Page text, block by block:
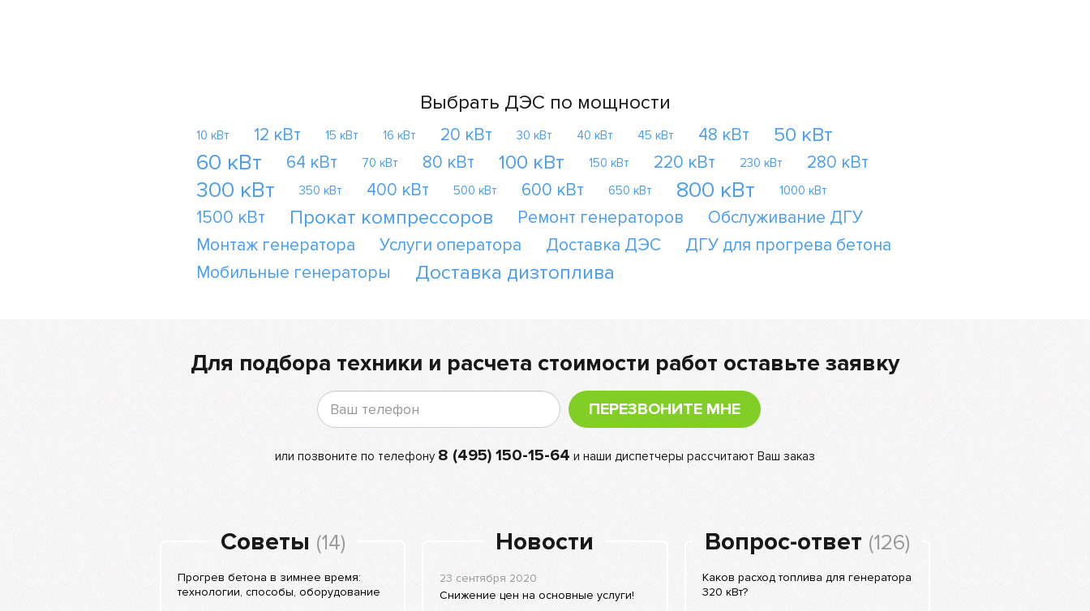
Выбрать ДЭС по мощности
10 кВт 12 кВт 15 кВт 16 кВт 20 кВт 30 кВт 40 кВт 45 кВт 48 кВт 50 кВт
60 кВт 64 кВт 70 кВт 80 кВт 100 кВт 150 кВт 220 кВт 230 кВт 280 кВт
300 кВт 350 кВт 400 кВт 500 кВт 600 кВт 650 кВт 800 кВт 1000 кВт
1500 кВт Прокат компрессоров Ремонт генераторов
Обслуживание ДГУ
Монтаж генератора
Услуги оператора Доставка ДЭС
ДГУ для прогрева бетона
Мобильные генераторы
Доставка дизтоплива
Для подбора техники и расчета стоимости работ оставьте заявку
ПЕРЕЗВОНИТЕ МНЕ
или позвоните по телефону 8 (495) 150-15-64 и наши диспетчеры рассчитают Ваш заказ
Советы (14)
Прогрев бетона в зимнее время:
технологии, способы, оборудование
Новости
23 сентября 2020
Снижение цен на основные услуги!
Вопрос-ответ (126)
Каков расход топлива для генератора
320 кВт?